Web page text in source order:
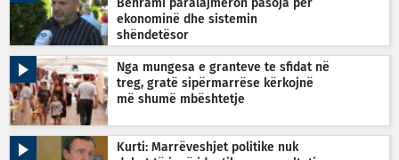
Behrami paralajmëron pasoja për
ekonominë dhe sistemin
shëndetësor
Nga mungesa e granteve te sfidat në
treg, gratë sipërmarrëse kërkojnë
më shumë mbështetje
Kurti: Marrëveshjet politike nuk